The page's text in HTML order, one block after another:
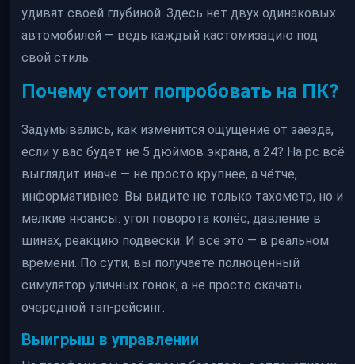
удивят своей глубиной. Здесь нет двух одинаковых
автомобилей — ведь каждый кастомизацию под
свой стиль.
Почему стоит попробовать на ПК?
Задумывались, как изменится ощущение от заезда,
если у вас будет не 5 дюймов экрана, а 24? На pc всё
выглядит иначе — не просто крупнее, а чётче,
информативнее. Вы видите не только тахометр, но и
мелкие нюансы: угол поворота колёс, давление в
шинах, реакцию подвески. И всё это — в реальном
времени. По сути, вы получаете полноценный
симулятор уличных гонок, а не просто скачать
очередной тап-рейсинг.
Выигрыш в управлении